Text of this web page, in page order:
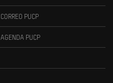
CORREO PUCP
AGENDA PUCP